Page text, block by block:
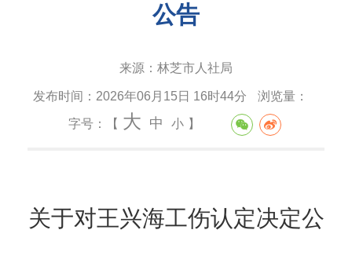
公告
来源： 林芝市人社局
发布时间： 2026年06月15日 16时44分 浏览量：
字号：【 大 中 小 】
关于对王兴海工伤认定决定公